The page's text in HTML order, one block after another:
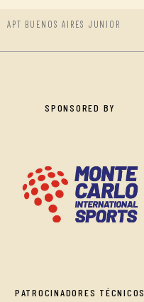
APT BUENOS AIRES JUNIOR
SPONSORED BY
PATROCINADORES TÉCNICOS